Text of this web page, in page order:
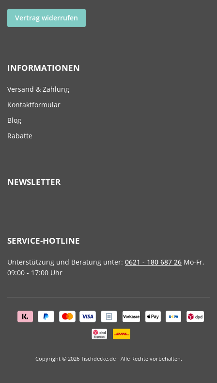
Vertrag widerrufen
INFORMATIONEN
Versand & Zahlung
Kontaktformular
Blog
Rabatte
NEWSLETTER
SERVICE-HOTLINE
Unterstützung und Beratung unter: 0621 - 180 687 26 Mo-Fr,
09:00 - 17:00 Uhr
Copyright © 2026 Tischdecke.de - Alle Rechte vorbehalten.